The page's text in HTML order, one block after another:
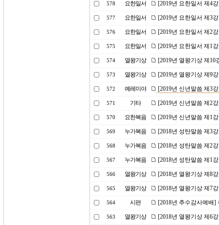
578 요한일서 [2019년 요한일서 제4
577 요한일서 [2019년 요한일서 제3
576 요한일서 [2019년 요한일서 제2
575 요한일서 [2019년 요한일서 제1
574 열왕기상 [2019년 열왕기상 제
573 열왕기상 [2019년 열왕기상 제9
572 예레미야 [2019년 신년말씀 제3
571 기타 [2019년 신년말씀 제2
570 요한복음 [2019년 신년말씀 제1
569 누가복음 [2018년 성탄말씀 제3
568 누가복음 [2018년 성탄말씀 제2
567 누가복음 [2018년 성탄말씀 제1
566 열왕기상 [2018년 열왕기상 제8
565 열왕기상 [2018년 열왕기상 제7
564 시편 [2018년 추수감사예배]
563 열왕기상 [2018년 열왕기상 제6